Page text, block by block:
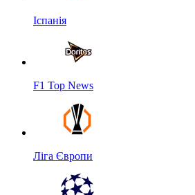
Іспанія
F1 Top News
Ліга Європи